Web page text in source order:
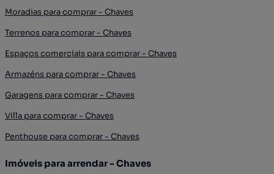
Moradias para comprar - Chaves
Terrenos para comprar - Chaves
Espaços comerciais para comprar - Chaves
Armazéns para comprar - Chaves
Garagens para comprar - Chaves
Villa para comprar - Chaves
Penthouse para comprar - Chaves
Imóveis para arrendar - Chaves